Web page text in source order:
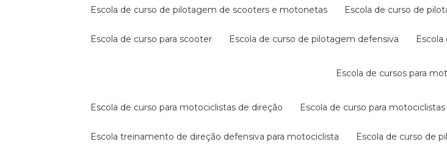
escola de curso de pilotagem de scooters e motonetas escola de curso de
escola de curso para scooter escola de curso de pilotagem defensiva
escola de cursos para
escola de curso para motociclistas de direção escola de curso para
escola treinamento de direção defensiva para motociclista escola de curso de